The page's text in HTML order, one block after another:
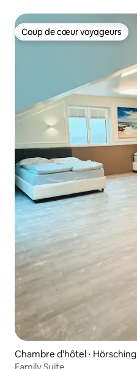
Coup de cœur voyageurs
Coup de cœur voyageurs
Chambre d'hôtel ⋅ Hörsching